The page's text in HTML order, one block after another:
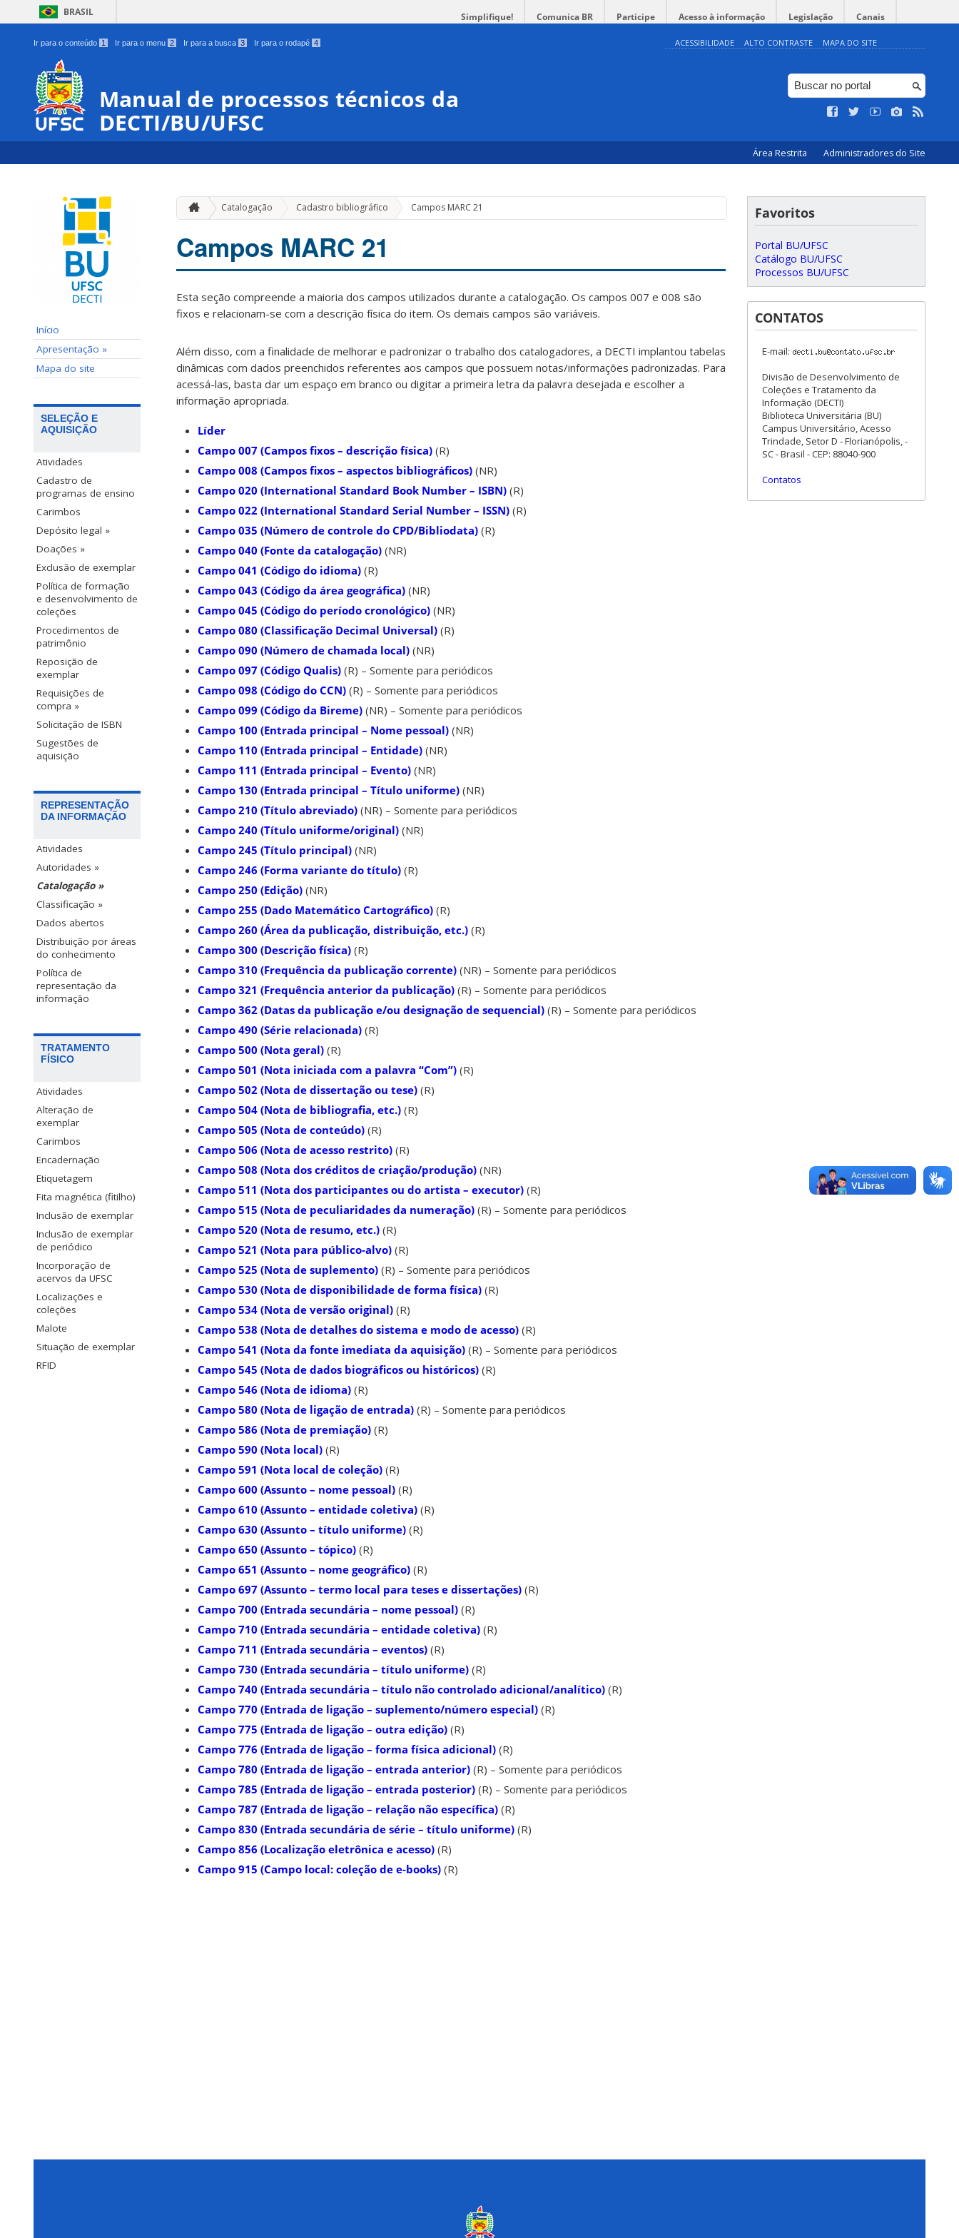
BRASIL Simplifique! Comunica BR Participe Acesso à informação Legislação Canais
Ir para o conteúdo 1 Ir para o menu 2 Ir para a busca 3 Ir para o rodapé 4 ACESSIBILIDADE ALTO CONTRASTE MAPA DO SITE
Manual de processos técnicos da
DECTI/BU/UFSC
Área Restrita Administradores do Site
Início
Apresentação »
Mapa do site
SELEÇÃO E
AQUISIÇÃO
Atividades
Cadastro de
programas de ensino
Carimbos
Depósito legal »
Doações »
Exclusão de exemplar
Política de formação
e desenvolvimento de
coleções
Procedimentos de
patrimônio
Reposição de
exemplar
Requisições de
compra »
Solicitação de ISBN
Sugestões de
aquisição
REPRESENTAÇÃO
DA INFORMAÇÃO
Atividades
Autoridades »
Catalogação »
Classificação »
Dados abertos
Distribuição por áreas
do conhecimento
Política de
representação da
informação
TRATAMENTO
FÍSICO
Atividades
Alteração de
exemplar
Carimbos
Encadernação
Etiquetagem
Fita magnética (fitilho)
Inclusão de exemplar
Inclusão de exemplar
de periódico
Incorporação de
acervos da UFSC
Localizações e
coleções
Malote
Situação de exemplar
RFID
Catalogação Cadastro bibliográfico Campos MARC 21
Campos MARC 21
Esta seção compreende a maioria dos campos utilizados durante a catalogação. Os campos 007 e 008 são
fixos e relacionam-se com a descrição física do item. Os demais campos são variáveis.
Além disso, com a finalidade de melhorar e padronizar o trabalho dos catalogadores, a DECTI implantou tabelas
dinâmicas com dados preenchidos referentes aos campos que possuem notas/informações padronizadas. Para
acessá-las, basta dar um espaço em branco ou digitar a primeira letra da palavra desejada e escolher a
informação apropriada.
Líder
Campo 007 (Campos fixos – descrição física) (R)
Campo 008 (Campos fixos – aspectos bibliográficos) (NR)
Campo 020 (International Standard Book Number – ISBN) (R)
Campo 022 (International Standard Serial Number – ISSN) (R)
Campo 035 (Número de controle do CPD/Bibliodata) (R)
Campo 040 (Fonte da catalogação) (NR)
Campo 041 (Código do idioma) (R)
Campo 043 (Código da área geográfica) (NR)
Campo 045 (Código do período cronológico) (NR)
Campo 080 (Classificação Decimal Universal) (R)
Campo 090 (Número de chamada local) (NR)
Campo 097 (Código Qualis) (R) – Somente para periódicos
Campo 098 (Código do CCN) (R) – Somente para periódicos
Campo 099 (Código da Bireme) (NR) – Somente para periódicos
Campo 100 (Entrada principal – Nome pessoal) (NR)
Campo 110 (Entrada principal – Entidade) (NR)
Campo 111 (Entrada principal – Evento) (NR)
Campo 130 (Entrada principal – Título uniforme) (NR)
Campo 210 (Título abreviado) (NR) – Somente para periódicos
Campo 240 (Título uniforme/original) (NR)
Campo 245 (Título principal) (NR)
Campo 246 (Forma variante do título) (R)
Campo 250 (Edição) (NR)
Campo 255 (Dado Matemático Cartográfico) (R)
Campo 260 (Área da publicação, distribuição, etc.) (R)
Campo 300 (Descrição física) (R)
Campo 310 (Frequência da publicação corrente) (NR) – Somente para periódicos
Campo 321 (Frequência anterior da publicação) (R) – Somente para periódicos
Campo 362 (Datas da publicação e/ou designação de sequencial) (R) – Somente para periódicos
Campo 490 (Série relacionada) (R)
Campo 500 (Nota geral) (R)
Campo 501 (Nota iniciada com a palavra “Com”) (R)
Campo 502 (Nota de dissertação ou tese) (R)
Campo 504 (Nota de bibliografia, etc.) (R)
Campo 505 (Nota de conteúdo) (R)
Campo 506 (Nota de acesso restrito) (R)
Campo 508 (Nota dos créditos de criação/produção) (NR)
Campo 511 (Nota dos participantes ou do artista – executor) (R)
Campo 515 (Nota de peculiaridades da numeração) (R) – Somente para periódicos
Campo 520 (Nota de resumo, etc.) (R)
Campo 521 (Nota para público-alvo) (R)
Campo 525 (Nota de suplemento) (R) – Somente para periódicos
Campo 530 (Nota de disponibilidade de forma física) (R)
Campo 534 (Nota de versão original) (R)
Campo 538 (Nota de detalhes do sistema e modo de acesso) (R)
Campo 541 (Nota da fonte imediata da aquisição) (R) – Somente para periódicos
Campo 545 (Nota de dados biográficos ou históricos) (R)
Campo 546 (Nota de idioma) (R)
Campo 580 (Nota de ligação de entrada) (R) – Somente para periódicos
Campo 586 (Nota de premiação) (R)
Campo 590 (Nota local) (R)
Campo 591 (Nota local de coleção) (R)
Campo 600 (Assunto – nome pessoal) (R)
Campo 610 (Assunto – entidade coletiva) (R)
Campo 630 (Assunto – título uniforme) (R)
Campo 650 (Assunto – tópico) (R)
Campo 651 (Assunto – nome geográfico) (R)
Campo 697 (Assunto – termo local para teses e dissertações) (R)
Campo 700 (Entrada secundária – nome pessoal) (R)
Campo 710 (Entrada secundária – entidade coletiva) (R)
Campo 711 (Entrada secundária – eventos) (R)
Campo 730 (Entrada secundária – título uniforme) (R)
Campo 740 (Entrada secundária – título não controlado adicional/analítico) (R)
Campo 770 (Entrada de ligação – suplemento/número especial) (R)
Campo 775 (Entrada de ligação – outra edição) (R)
Campo 776 (Entrada de ligação – forma física adicional) (R)
Campo 780 (Entrada de ligação – entrada anterior) (R) – Somente para periódicos
Campo 785 (Entrada de ligação – entrada posterior) (R) – Somente para periódicos
Campo 787 (Entrada de ligação – relação não específica) (R)
Campo 830 (Entrada secundária de série – título uniforme) (R)
Campo 856 (Localização eletrônica e acesso) (R)
Campo 915 (Campo local: coleção de e-books) (R)
Favoritos
Portal BU/UFSC
Catálogo BU/UFSC
Processos BU/UFSC
CONTATOS
E-mail:
Divisão de Desenvolvimento de
Coleções e Tratamento da
Informação (DECTI)
Biblioteca Universitária (BU)
Campus Universitário, Acesso
Trindade, Setor D - Florianópolis, -
SC - Brasil - CEP: 88040-900
Contatos